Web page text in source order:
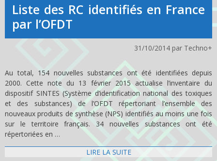
Liste des RC identifiés en France
par l’OFDT
31/10/2014 par Techno+
Au total, 154 nouvelles substances ont été identifiées depuis
2000. Cette note du 13 février 2015 actualise l’inventaire du
dispositif SINTES (Système d’identification national des toxiques
et des substances) de l’OFDT répertoriant l’ensemble des
nouveaux produits de synthèse (NPS) identifiés au moins une fois
sur le territoire français. 34 nouvelles substances ont été
répertoriées en …
LIRE LA SUITE